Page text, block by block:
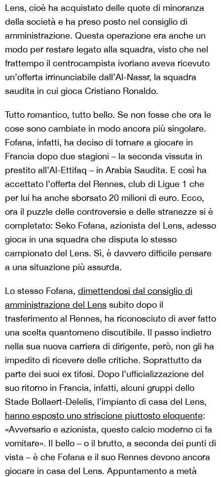
Lens, cioè ha acquistato delle quote di minoranza
della società e ha preso posto nel consiglio di
amministrazione. Questa operazione era anche un
modo per restare legato alla squadra, visto che nel
frattempo il centrocampista ivoriano aveva ricevuto
un’offerta irrinunciabile dall’Al-Nassr, la squadra
saudita in cui gioca Cristiano Ronaldo.
Tutto romantico, tutto bello. Se non fosse che ora le
cose sono cambiate in modo ancora più singolare.
Fofana, infatti, ha deciso di tornare a giocare in
Francia dopo due stagioni – la seconda vissuta in
prestito all’Al-Ettifaq – in Arabia Saudita. E così ha
accettato l’offerta del Rennes, club di Ligue 1 che
per lui ha anche sborsato 20 milioni di euro. Ecco,
ora il puzzle delle controversie e delle stranezze si è
completato: Seko Fofana, azionista del Lens, adesso
gioca in una squadra che disputa lo stesso
campionato del Lens. Sì, è davvero difficile pensare
a una situazione più assurda.
Lo stesso Fofana, dimettendosi dal consiglio di
amministrazione del Lens subito dopo il
trasferimento al Rennes, ha riconosciuto di aver fatto
una scelta quantomeno discutibile. Il passo indietro
nella sua nuova carriera di dirigente, però, non gli ha
impedito di ricevere delle critiche. Soprattutto da
parte dei suoi ex tifosi. Dopo l’ufficializzazione del
suo ritorno in Francia, infatti, alcuni gruppi dello
Stade Bollaert-Delelis, l’impianto di casa del Lens,
hanno esposto uno striscione piuttosto eloquente:
«Avversario e azionista, questo calcio moderno ci fa
vomitare». Il bello – o il brutto, a seconda dei punti di
vista – è che Fofana e il suo Rennes devono ancora
giocare in casa del Lens. Appuntamento a metà